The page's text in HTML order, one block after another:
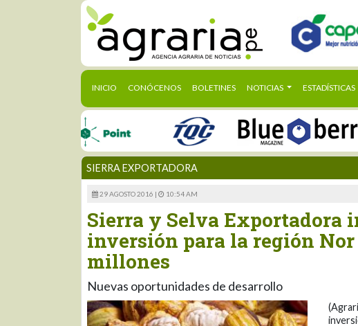
INICIO (CURRENT)
CONÓCENOS BOLETINES NOTICIAS ESTADÍSTICAS
SIERRA EXPORTADORA
29 AGOSTO 2016 | 10:54 AM
Sierra y Selva Exportadora
inversión para la región
millones
Nuevas oportunidades de desarrollo